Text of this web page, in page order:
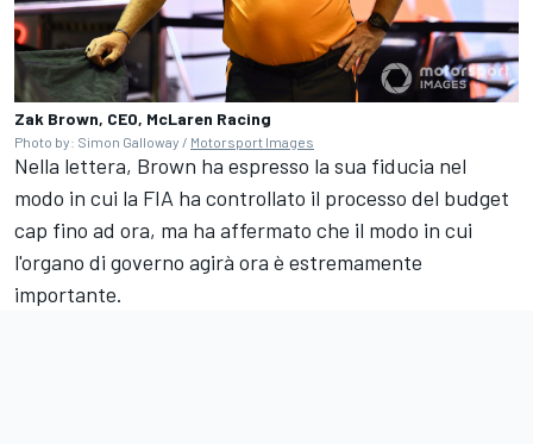
Zak Brown, CEO, McLaren Racing
Photo by: Simon Galloway / Motorsport Images
Nella lettera, Brown ha espresso la sua fiducia nel
modo in cui la FIA ha controllato il processo del budget
cap fino ad ora, ma ha affermato che il modo in cui
l'organo di governo agirà ora è estremamente
importante.